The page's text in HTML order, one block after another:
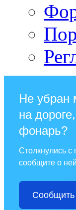
Не убран
на
фонарь?
Столкнулись
сообщите о